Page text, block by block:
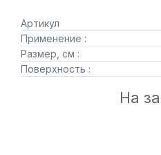
Артикул
Применение :
Размер, см :
Поверхность :
На